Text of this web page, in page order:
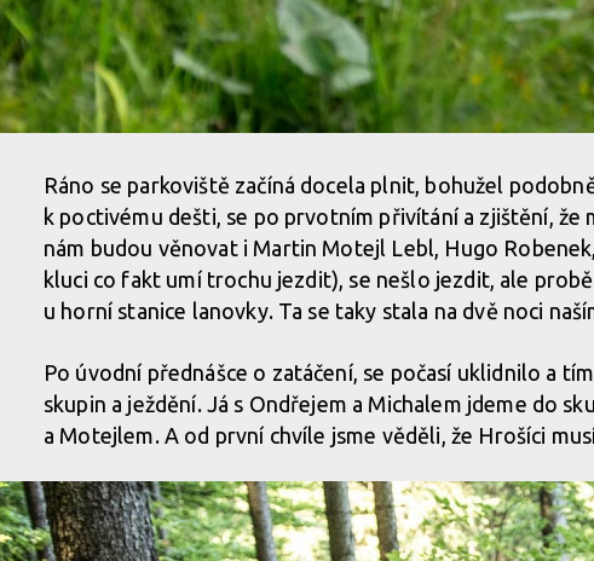
Ráno se parkoviště začíná docela plnit, bohužel
k poctivému dešti, se po prvotním přivítání a zjištění, že
nám budou věnovat i Martin Motejl Lebl, Hugo
kluci co fakt umí trochu jezdit), se nešlo jezdit, ale
u horní stanice lanovky. Ta se taky stala na dvě noci
Po úvodní přednášce o zatáčení, se počasí uklidnilo a
skupin a ježdění. Já s Ondřejem a Michalem jdeme do
a Motejlem. A od první chvíle jsme věděli, že Hrošíci